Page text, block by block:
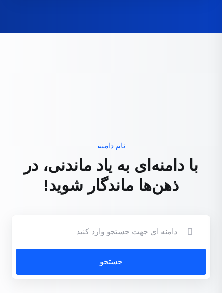
نام دامنه
با دامنه‌ای به یاد ماندنی، در
ذهن‌ها ماندگار شوید!
جستجو